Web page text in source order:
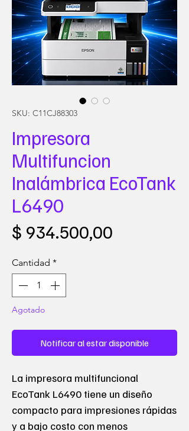
SKU: C11CJ88303
Impresora
Multifuncion
Inalámbrica EcoTank
L6490
$ 934.500,00
Cantidad *
Agotado
Notificar al estar disponible
La impresora multifuncional
EcoTank L6490 tiene un diseño
compacto para impresiones rápidas
y a bajo costo con menos